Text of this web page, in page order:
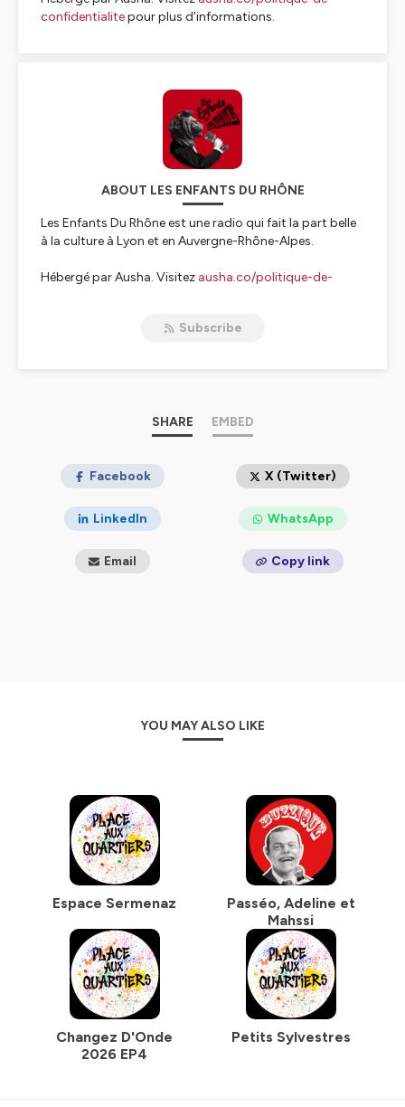
confidentialitepour plus d'informations.
ABOUT LES ENFANTS DU RHÔNE
Les Enfants Du Rhône est une radio qui fait la part belle
à la culture à Lyon et en Auvergne-Rhône-Alpes.
Hébergé par Ausha. Visitez ausha.co/politique-de-
Subscribe
SHARE EMBED
Facebook X (Twitter)
LinkedIn WhatsApp
Email Copy link
YOU MAY ALSO LIKE
Espace Sermenaz
Passéo, Adeline et
Mahssi
Changez D'Onde
2026 EP4
Petits Sylvestres